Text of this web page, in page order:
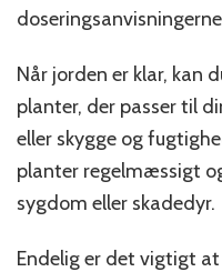
Når jorden er klar, kan
planter, der passer til
eller skygge og
planter regelmæssigt
sygdom eller skadedyr.
Endelig er det vigtigt